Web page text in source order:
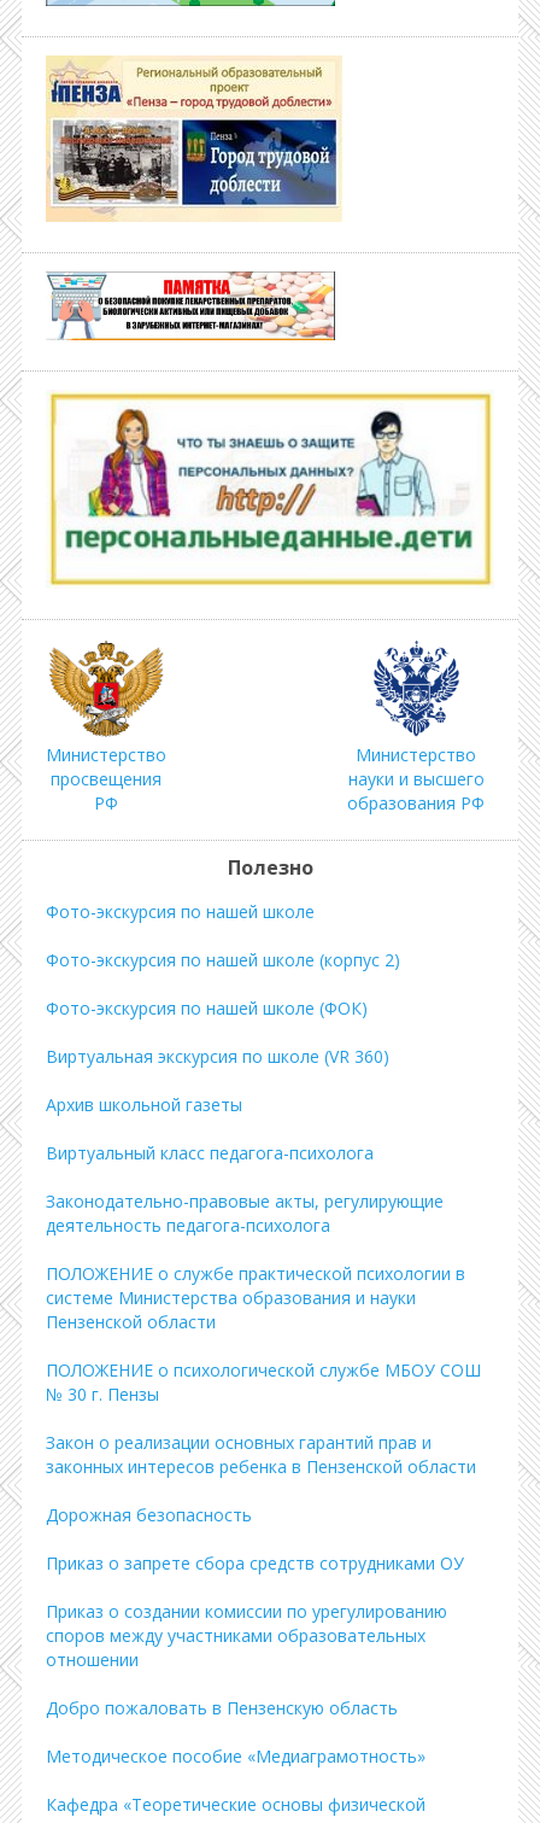
Министерство
просвещения
РФ
Министерство
науки и высшего
образования РФ
Полезно
Фото-экскурсия по нашей школе
Фото-экскурсия по нашей школе (корпус 2)
Фото-экскурсия по нашей школе (ФОК)
Виртуальная экскурсия по школе (VR 360)
Архив школьной газеты
Виртуальный класс педагога-психолога
Законодательно-правовые акты, регулирующие
деятельность педагога-психолога
ПОЛОЖЕНИЕ о службе практической психологии в
системе Министерства образования и науки
Пензенской области
ПОЛОЖЕНИЕ о психологической службе МБОУ СОШ
№ 30 г. Пензы
Закон о реализации основных гарантий прав и
законных интересов ребенка в Пензенской области
Дорожная безопасность
Приказ о запрете сбора средств сотрудниками ОУ
Приказ о создании комиссии по урегулированию
споров между участниками образовательных
отношении
Добро пожаловать в Пензенскую область
Методическое пособие «Медиаграмотность»
Кафедра «Теоретические основы физической